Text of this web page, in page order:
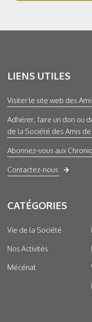
LIENS UTILES
Visiter le site web des
Adhérer, faire un don ou
de la Société des Amis
Abonnez-vous aux
Contactez-nous
CATÉGORIES
Vie de la Société
Nos Activités
Mécénat